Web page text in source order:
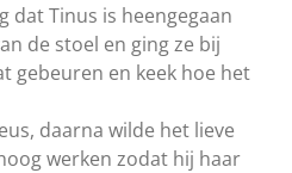
dat Tinus is heengegaan
de stoel en ging ze bij
gebeuren en keek hoe het
daarna wilde het lieve
werken zodat hij haar